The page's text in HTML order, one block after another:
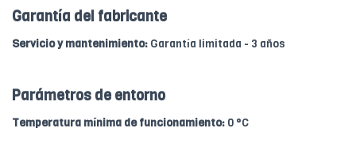
Garantía del fabricante
Servicio y mantenimiento: Garantía limitada - 3 años
Parámetros de entorno
Temperatura mínima de funcionamiento: 0 °C